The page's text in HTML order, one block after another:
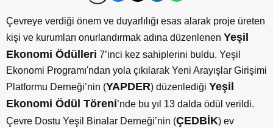
Çevreye verdiği önem ve duyarlılığı esas alarak proje üreten
kişi ve kurumları onurlandırmak adına düzenlenen Yeşil
Ekonomi Ödülleri 7’inci kez sahiplerini buldu. Yeşil
Ekonomi Programı'ndan yola çıkılarak Yeni Arayışlar Girişimi
Platformu Derneği’nin (YAPDER) düzenlediği Yeşil
Ekonomi Ödül Töreni’nde bu yıl 13 dalda ödül verildi.
Çevre Dostu Yeşil Binalar Derneği’nin (ÇEDBİK) ev